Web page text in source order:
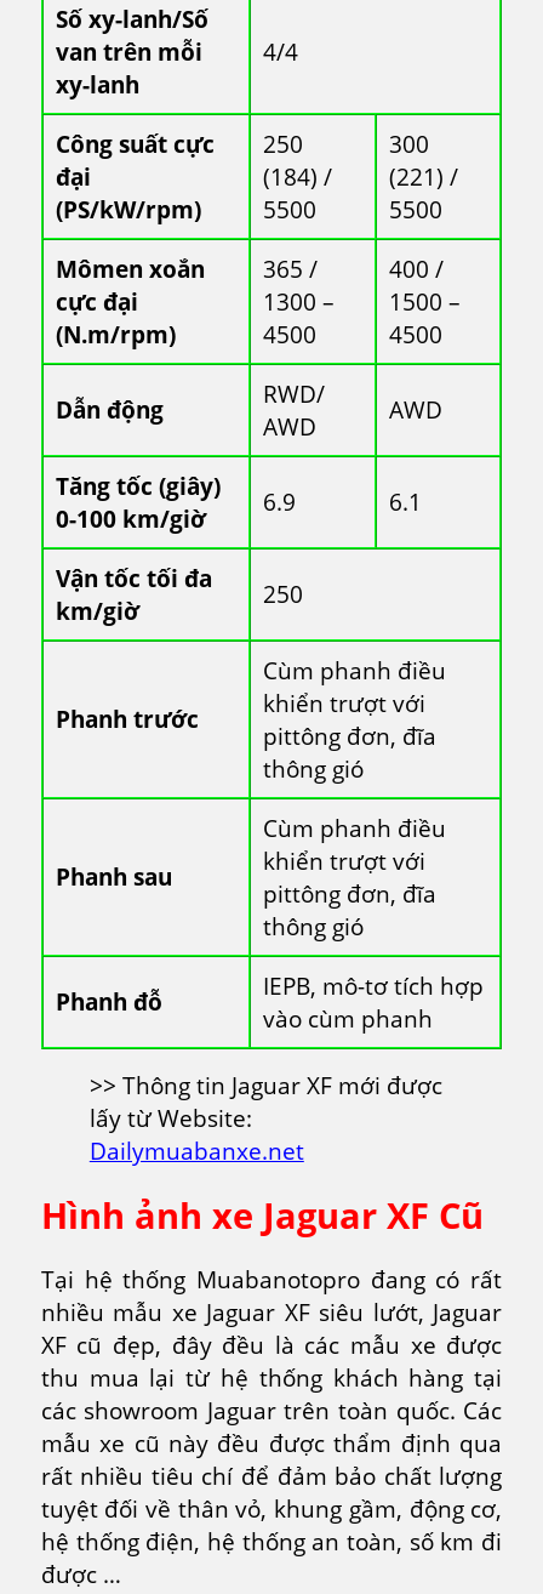
Số xy-lanh/Số
van trên mỗi
xy-lanh
4/4
Công suất cực
đại
(PS/kW/rpm)
250
(184) /
5500
300
(221) /
5500
Mômen xoắn
cực đại
(N.m/rpm)
365 /
1300 –
4500
400 /
1500 –
4500
Dẫn động
RWD/
AWD
AWD
Tăng tốc (giây)
0-100 km/giờ
6.9 6.1
Vận tốc tối đa
km/giờ
250
Phanh trước
Cùm phanh điều
khiển trượt với
pittông đơn, đĩa
thông gió
Phanh sau
Cùm phanh điều
khiển trượt với
pittông đơn, đĩa
thông gió
Phanh đỗ
IEPB, mô-tơ tích hợp
vào cùm phanh
>> Thông tin Jaguar XF mới được
lấy từ Website:
Dailymuabanxe.net
Hình ảnh xe Jaguar XF Cũ
Tại hệ thống Muabanotopro đang có rất
nhiều mẫu xe Jaguar XF siêu lướt, Jaguar
XF cũ đẹp, đây đều là các mẫu xe được
thu mua lại từ hệ thống khách hàng tại
các showroom Jaguar trên toàn quốc. Các
mẫu xe cũ này đều được thẩm định qua
rất nhiều tiêu chí để đảm bảo chất lượng
tuyệt đối về thân vỏ, khung gầm, động cơ,
hệ thống điện, hệ thống an toàn, số km đi
được …